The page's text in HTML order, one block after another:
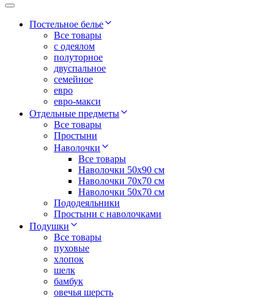
Постельное белье
Все товары
с одеялом
полуторное
двуспальное
семейное
евро
евро-макси
Отдельные предметы
Все товары
Простыни
Наволочки
Все товары
Наволочки 50x90 см
Наволочки 70x70 cм
Наволочки 50х70 см
Пододеяльники
Простыни с наволочками
Подушки
Все товары
пуховые
хлопок
шелк
бамбук
овечья шерсть